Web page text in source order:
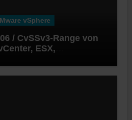
vSphere
/ CvSSv3-Range von
ESX,